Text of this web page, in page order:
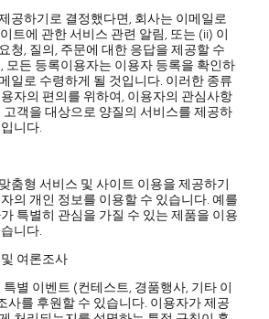
공하기로 결정했다면, 회사는 이메일로
트에 관한 서비스 관련 알림, 또는 (ii) 이
청, 질의, 주문에 대한 응답을 제공할 수
모든 등록이용자는 이용자 등록을 확인하
일로 수령하게 될 것입니다. 이러한 종류
자의 편의를 위하여, 이용자의 관심사항
객을 대상으로 양질의 서비스를 제공하
니다.
춤형 서비스 및 사이트 이용을 제공하기
의 개인 정보를 이용할 수 있습니다. 예를
특별히 관심을 가질 수 있는 제품을 이용
니다.
여론조사
별 이벤트 (컨테스트, 경품행사, 기타 이
사를 후원할 수 있습니다. 이용자가 제공